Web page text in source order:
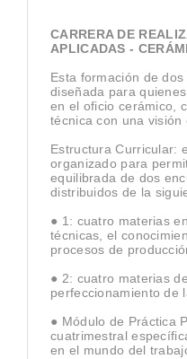
CARRERA DE
APLICADAS -
Esta formación de
diseñada para
en el oficio cerámico,
técnica con una visión
Estructura Curricular:
organizado para
equilibrada de dos
distribuidos de la
● 1: cuatro materias
técnicas, el
procesos de
● 2: cuatro materias
perfeccionamiento de
● Módulo de Práctica
cuatrimestral
en el mundo del